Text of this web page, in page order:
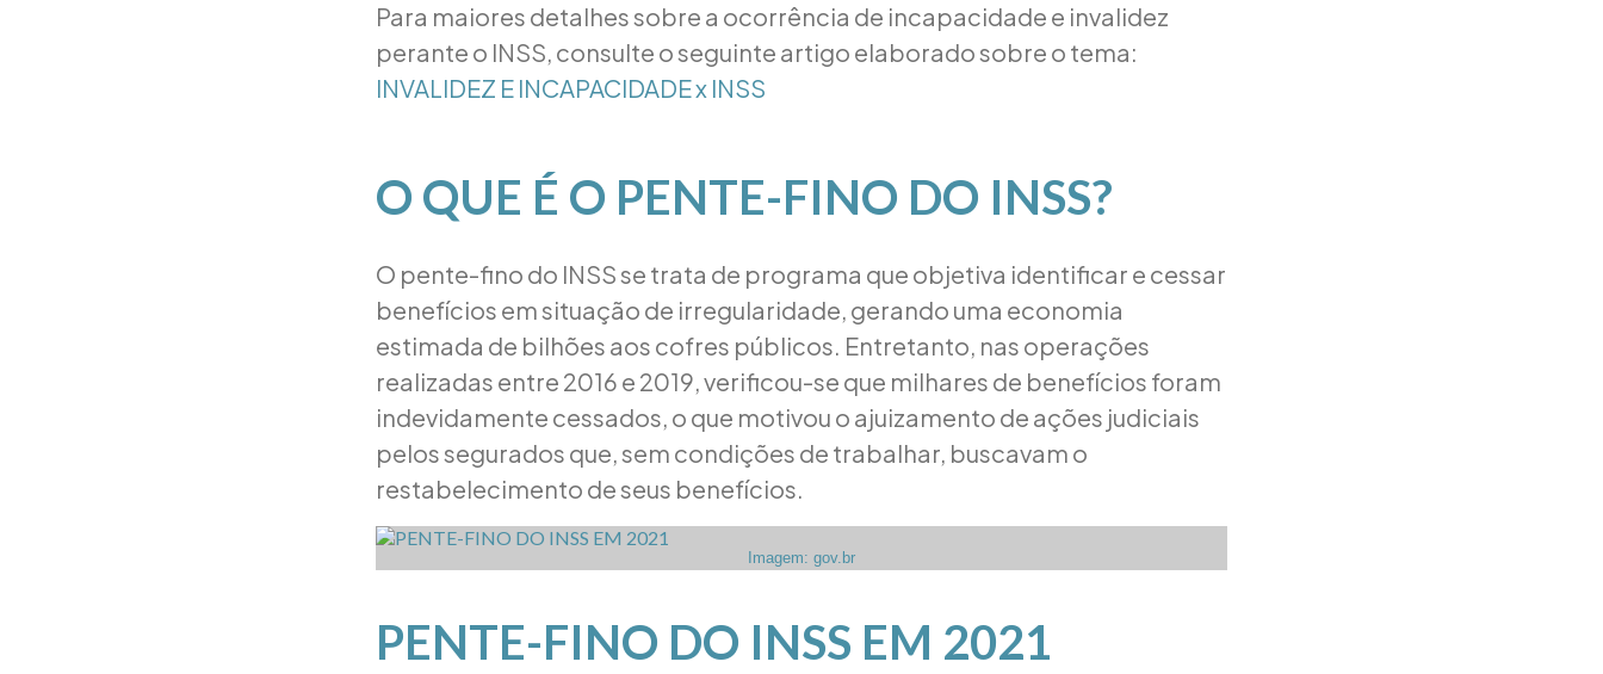
Para maiores detalhes sobre a ocorrência de incapacidade e invalidez
perante o INSS, consulte o seguinte artigo elaborado sobre o tema:
INVALIDEZ E INCAPACIDADE x INSS
O QUE É O PENTE-FINO DO INSS?
O pente-fino do INSS se trata de programa que objetiva identificar e cessar
benefícios em situação de irregularidade, gerando uma economia
estimada de bilhões aos cofres públicos. Entretanto, nas operações
realizadas entre 2016 e 2019, verificou-se que milhares de benefícios foram
indevidamente cessados, o que motivou o ajuizamento de ações judiciais
pelos segurados que, sem condições de trabalhar, buscavam o
restabelecimento de seus benefícios.
Imagem: gov.br
PENTE-FINO DO INSS EM 2021